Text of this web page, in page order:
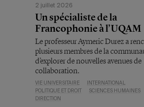
2 juillet 2026
Un spécialiste de la
Francophonie à l’UQAM
Le professeur Aymeric Durez a
plusieurs membres de la
d’explorer de nouvelles avenues de
collaboration.
VIE UNIVERSITAIRE
INTERNATIONAL
POLITIQUE ET DROIT
SCIENCES HUMAINES
DIRECTION